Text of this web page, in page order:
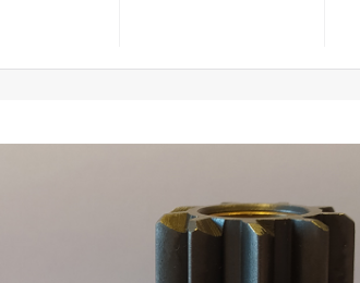
بستن بستن